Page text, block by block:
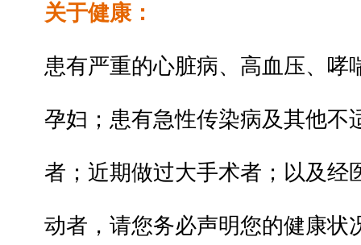
关于健康：
患有严重的心脏病、高血压、哮
孕妇；患有急性传染病及其他不
者；近期做过大手术者；以及经
动者，请您务必声明您的健康状